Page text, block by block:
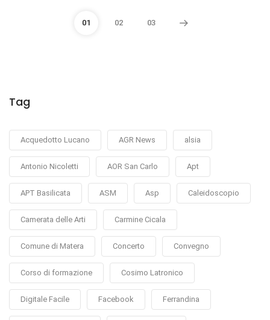
01 02 03
Tag
Acquedotto Lucano AGR News alsia
Antonio Nicoletti AOR San Carlo Apt
APT Basilicata ASM Asp Caleidoscopio
Camerata delle Arti Carmine Cicala
Comune di Matera Concerto Convegno
Corso di formazione Cosimo Latronico
Digitale Facile Facebook Ferrandina